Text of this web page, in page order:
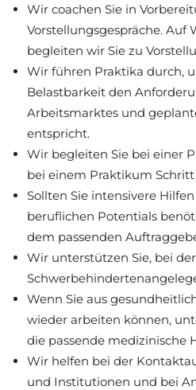
Wir coachen Sie in
Vorstellungsgespräche. Auf
begleiten wir Sie zu
Wir führen Praktika durch,
Belastbarkeit den
Arbeitsmarktes und
entspricht.
Wir begleiten Sie bei einer
bei einem Praktikum
Sollten Sie intensivere
beruflichen Potentials
dem passenden
Wir unterstützen Sie, bei
Wenn Sie aus
wieder arbeiten können,
die passende medizinische
Wir helfen bei der
und Institutionen und bei